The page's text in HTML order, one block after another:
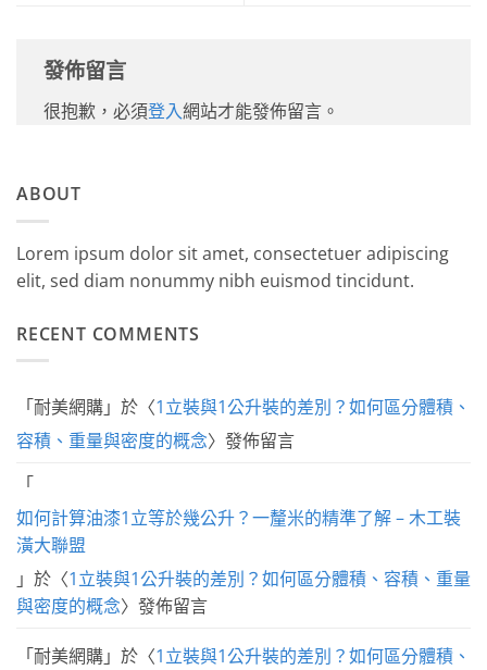
發佈留言
很抱歉，必須登入網站才能發佈留言。
ABOUT
Lorem ipsum dolor sit amet, consectetuer adipiscing
elit, sed diam nonummy nibh euismod tincidunt.
RECENT COMMENTS
「耐美網購」於〈1立裝與1公升裝的差別？如何區分體積、
容積、重量與密度的概念〉發佈留言
「
如何計算油漆1立等於幾公升？一釐米的精準了解 – 木工裝
潢大聯盟
」於〈1立裝與1公升裝的差別？如何區分體積、容積、重量
與密度的概念〉發佈留言
「耐美網購」於〈1立裝與1公升裝的差別？如何區分體積、